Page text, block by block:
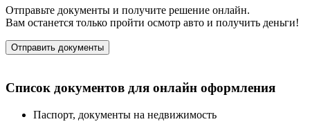
Отправьте документы и получите решение онлайн.
Вам останется только пройти осмотр авто и получить деньги!
Отправить документы
Список документов для онлайн оформления
Паспорт, документы на недвижимость